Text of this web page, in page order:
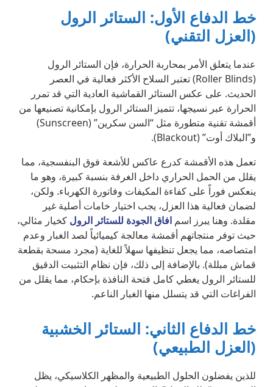
خط الدفاع الأول: الستائر الرول
(العزل التقني)
عندما يتعلق الأمر بمحاربة الحرارة، فإن الستائر الرول
(Roller Blinds) تعتبر السلاح الأكثر فعالية في العصر
الحديث. على عكس الستائر القماشية العادية التي قد تمرر
الحرارة عبر نسيجها، تتميز الستائر الرول بإمكانية تصنيعها من
أقمشة تقنية متطورة مثل “السن سكرين” (Sunscreen)
و”البلاك أوت” (Blackout).
تعمل هذه الأقمشة كدرع عاكس للأشعة فوق البنفسجية، مما
يقلل من الحمل الحراري داخل الغرفة بنسبة كبيرة، وهو ما
ينعكس فوراً على كفاءة المكيفات وفاتورة الكهرباء. ولكن،
لضمان فعالية هذا العزل، يجب اختيار خامات أصلية غير
مقلدة. وهنا يبرز اسم افاق الجودة للستائر الرول كخيار مثالي،
حيث توفر منتجاتهم أقمشة معالجة كيميائياً لصد الغبار وعدم
امتصاصه، مما يجعل تنظيفها سهلاً للغاية (مجرد مسحة بقطعة
قماش مبللة). بالإضافة إلى ذلك، فإن نظام التثبيت الدقيق
للستائر الرول يغطي كامل فتحة النافذة بإحكام، مما يقلل من
الفراغات التي قد يتسلل منها الغبار الناعم.
خط الدفاع الثاني: الستائر الخشبية
(العزل الطبيعي)
للذين يفضلون الحلول الطبيعية والمظهر الكلاسيكي، يظل